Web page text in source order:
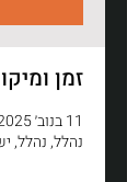
זמן
11 בנוב׳ 2025, 17:00 – 17:50
נהלל, נהלל,